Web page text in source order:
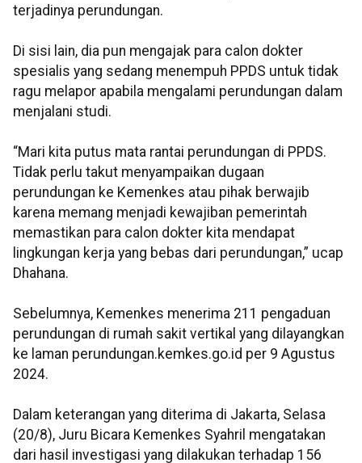
terjadinya perundungan.
Di sisi lain, dia pun mengajak para calon dokter
spesialis yang sedang menempuh PPDS untuk tidak
ragu melapor apabila mengalami perundungan dalam
menjalani studi.
“Mari kita putus mata rantai perundungan di PPDS.
Tidak perlu takut menyampaikan dugaan
perundungan ke Kemenkes atau pihak berwajib
karena memang menjadi kewajiban pemerintah
memastikan para calon dokter kita mendapat
lingkungan kerja yang bebas dari perundungan,” ucap
Dhahana.
Sebelumnya, Kemenkes menerima 211 pengaduan
perundungan di rumah sakit vertikal yang dilayangkan
ke laman perundungan.kemkes.go.id per 9 Agustus
2024.
Dalam keterangan yang diterima di Jakarta, Selasa
(20/8), Juru Bicara Kemenkes Syahril mengatakan
dari hasil investigasi yang dilakukan terhadap 156